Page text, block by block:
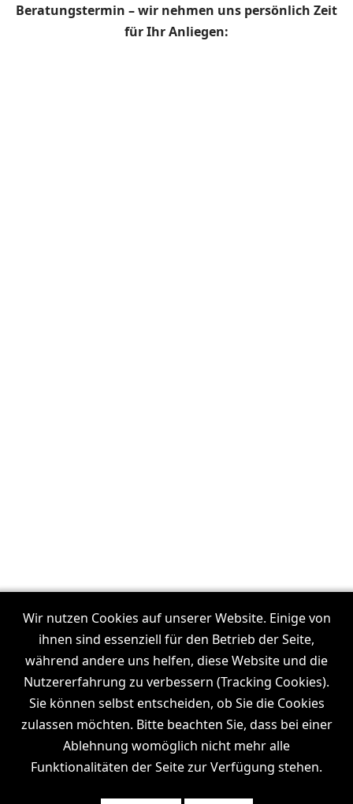
Beratungstermin – wir nehmen uns persönlich Zeit
für Ihr Anliegen:
Unsere Filmproduktionen in:
Frankfurt
Dresden Leipzig I München I Stuttgart I Köln
Hamburg
News Channel
Wir nutzen Cookies auf unserer Website. Einige von
ihnen sind essenziell für den Betrieb der Seite,
während andere uns helfen, diese Website und die
Nutzererfahrung zu verbessern (Tracking Cookies).
Sie können selbst entscheiden, ob Sie die Cookies
zulassen möchten. Bitte beachten Sie, dass bei einer
Ablehnung womöglich nicht mehr alle
Funktionalitäten der Seite zur Verfügung stehen.